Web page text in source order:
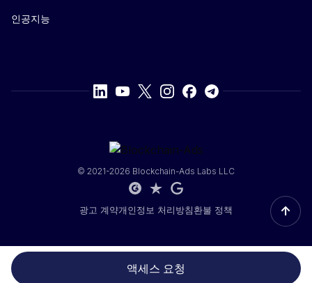
인공지능
↑
© 2021-2026 Blockchain-Ads Labs LLC
광고 계약개인정보 처리방침환불 정책
액세스 요청